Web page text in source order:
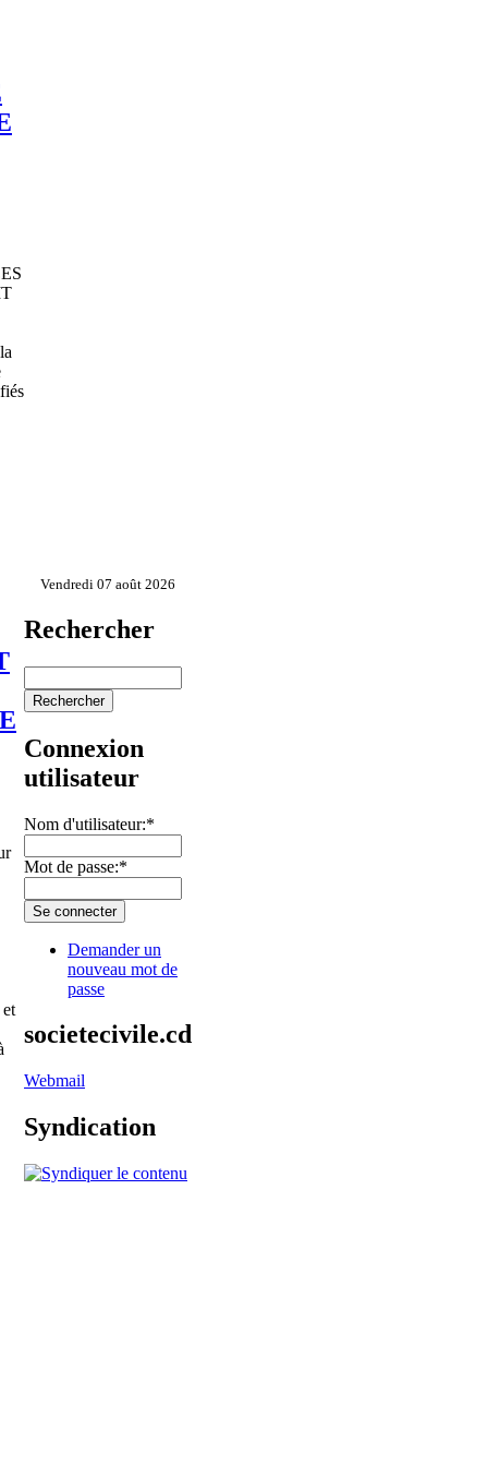
Vendredi 07 août 2026
Rechercher
Connexion
utilisateur
Nom d'utilisateur:*
Mot de passe:*
Demander un
nouveau mot de
passe
societecivile.cd
Webmail
Syndication